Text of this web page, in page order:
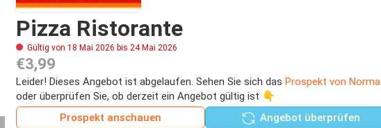
Pizza Ristorante
Gültig von 18 Mai 2026 bis 24 Mai 2026
€3,99
Leider! Dieses Angebot ist abgelaufen. Sehen Sie sich das Prospekt von Norma
oder überprüfen Sie, ob derzeit ein Angebot gültig ist 👇
Prospekt anschauen
Angebot überprüfen